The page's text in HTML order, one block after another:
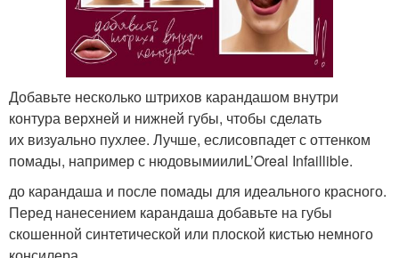
Добавьте несколько штрихов карандашом внутри
контура верхней и нижней губы, чтобы сделать
их визуально пухлее. Лучше, еслисовпадет с оттенком
помады, например с нюдовымиилиL’Oreal Infaillible.
до карандаша и после помады для идеального красного.
Перед нанесением карандаша добавьте на губы
скошенной синтетической или плоской кистью немного